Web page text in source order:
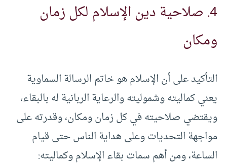
4. صلاحية دين الإسلام لكل زمان
ومكان
التأكيد على أن الإسلام هو خاتم الرسالة السماوية
يعني كماليته وشموليته والرعاية الربانية له بالبقاء،
ويقتضي صلاحيته في كل زمان ومكان، وقدرته على
مواجهة التحديات وعلى هداية الناس حتى قيام
الساعة، ومن أهم سمات بقاء الإسلام وكماليته: